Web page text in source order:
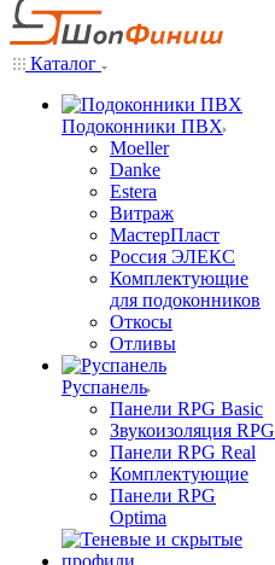
Каталог
Подоконники ПВХ
Moeller
Danke
Estera
Витраж
МастерПласт
Россия ЭЛЕКС
Комплектующие
для подоконников
Откосы
Отливы
Руспанель
Панели RPG Basic
Звукоизоляция RPG
Панели RPG Real
Комплектующие
Панели RPG
Optima